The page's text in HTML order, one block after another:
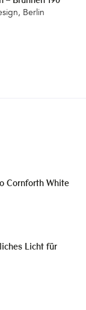
, Berlin
Cornforth White
Licht für